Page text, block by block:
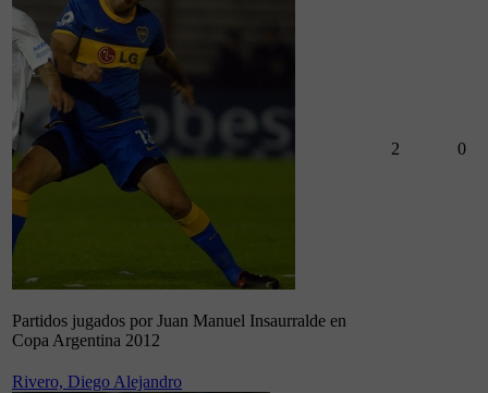
Partidos jugados por Juan Manuel Insaurralde en
Copa Argentina 2012
2 0
Rivero, Diego Alejandro